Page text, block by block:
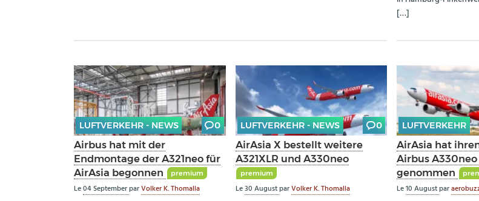
[…]
LUFTVERKEHR - NEWS 0
Airbus hat mit der
Endmontage der A321neo für
AirAsia begonnen
premium
Le04 SeptemberparVolker K. Thomalla
LUFTVERKEHR - NEWS 0
AirAsia X bestellt weitere
A321XLR und A330neo
premium
Le30 AugustparVolker K. Thomalla
LUFTVERKEHR
AirAsia hat
Airbus
genommen
Le10 Augustpar